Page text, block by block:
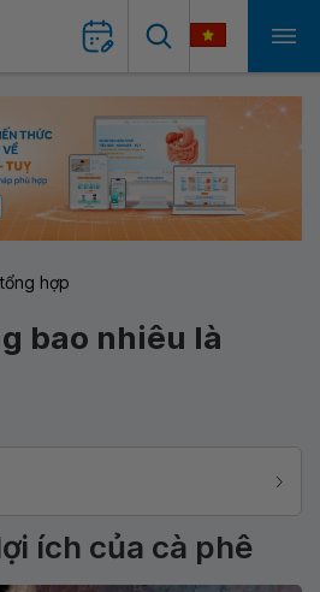
hợp
bao nhiêu là
ích của cà phê